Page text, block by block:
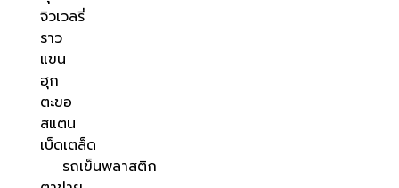
จิวเวลรี่
ราว
แขน
ฮุก
ตะขอ
สแตน
เบ็ดเตล็ด
รถเข็นพลาสติก